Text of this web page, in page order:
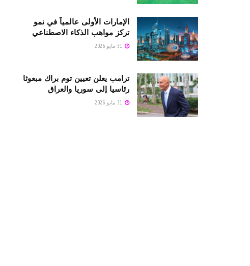
الإمارات الأولى عالمياً في نمو
تركز مواهب الذكاء الاصطناعي
ترامب يعلن تعيين توم براك مبعوثا
رئاسيا إلى سوريا والعراق